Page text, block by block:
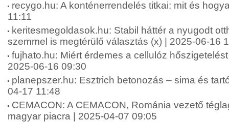
recygo.hu: A konténerrendelés titkai: mit és
11:11
keritesmegoldasok.hu: Stabil háttér a nyugodt
szemmel is megtérülő választás (x) | 2025-06-16
fujhato.hu: Miért érdemes a cellulóz
2025-06-16 09:30
planepszer.hu: Esztrich betonozás – sima és
04-17 11:48
CEMACON: A CEMACON, Románia vezető
magyar piacra | 2025-04-07 09:05